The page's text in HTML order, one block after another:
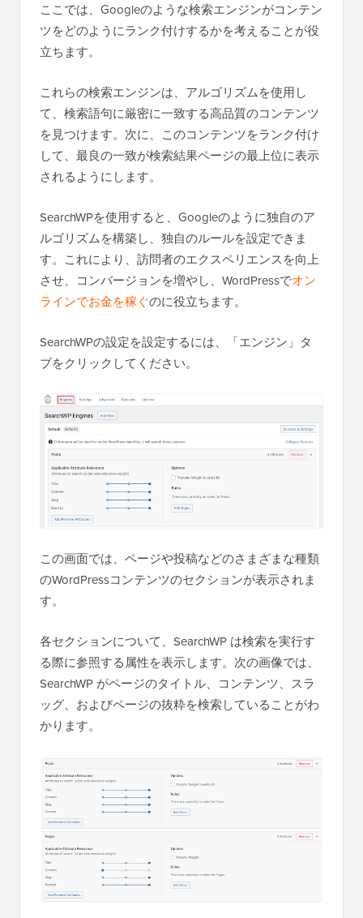
ここでは、Googleのような検索エンジンがコンテン
ツをどのようにランク付けするかを考えることが役
立ちます。
これらの検索エンジンは、アルゴリズムを使用し
て、検索語句に厳密に一致する高品質のコンテンツ
を見つけます。次に、このコンテンツをランク付け
して、最良の一致が検索結果ページの最上位に表示
されるようにします。
SearchWPを使用すると、Googleのように独自のア
ルゴリズムを構築し、独自のルールを設定できま
す。これにより、訪問者のエクスペリエンスを向上
させ、コンバージョンを増やし、WordPressでオン
ラインでお金を稼ぐのに役立ちます。
SearchWPの設定を設定するには、「エンジン」タ
ブをクリックしてください。
この画面では、ページや投稿などのさまざまな種類
のWordPressコンテンツのセクションが表示されま
す。
各セクションについて、SearchWP は検索を実行す
る際に参照する属性を表示します。次の画像では、
SearchWP がページのタイトル、コンテンツ、スラ
ッグ、およびページの抜粋を検索していることがわ
かります。